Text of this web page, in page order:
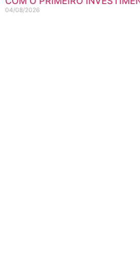
04/08/2026